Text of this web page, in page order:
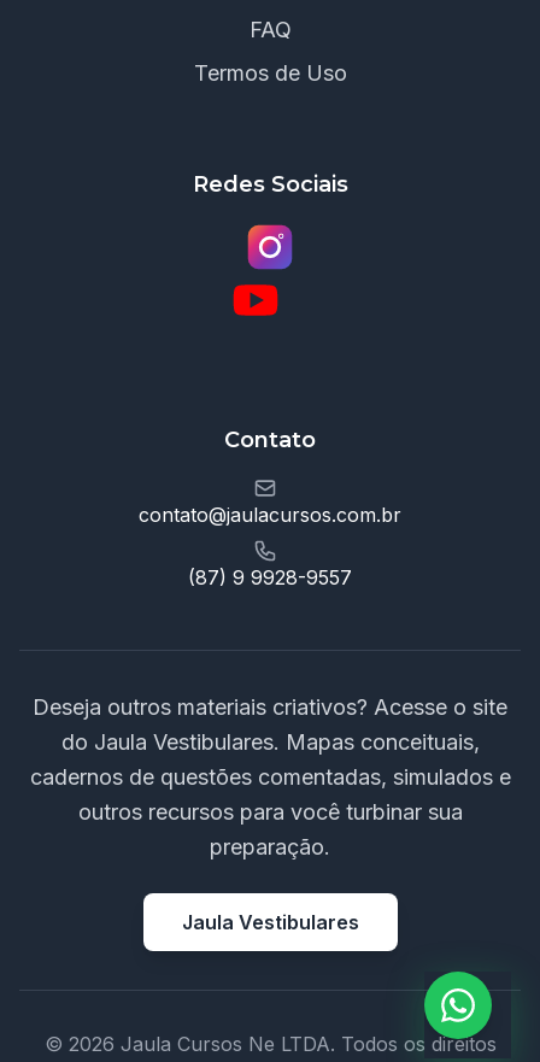
FAQ
Termos de Uso
Redes Sociais
Contato
contato@jaulacursos.com.br
(87) 9 9928-9557
Deseja outros materiais criativos? Acesse o site
do Jaula Vestibulares. Mapas conceituais,
cadernos de questões comentadas, simulados e
outros recursos para você turbinar sua
preparação.
Jaula Vestibulares
© 2026 Jaula Cursos Ne LTDA. Todos os direitos